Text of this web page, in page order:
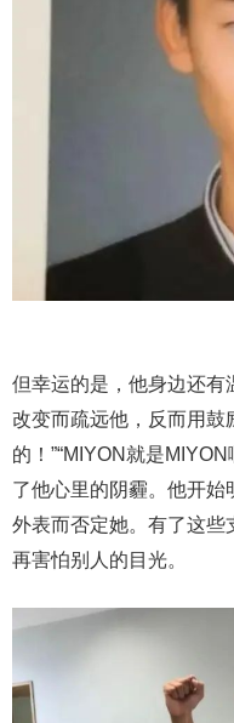
但幸运的是，他身边还有
改变而疏远他，反而用鼓
的！”“MIYON就是
了他心里的阴霾。他开始
外表而否定她。有了这些
再害怕别人的目光。